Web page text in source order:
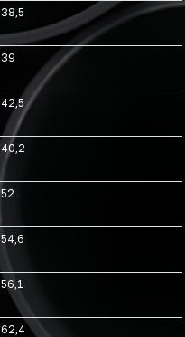
38,5
39
42,5
40,2
52
54,6
56,1
62,4